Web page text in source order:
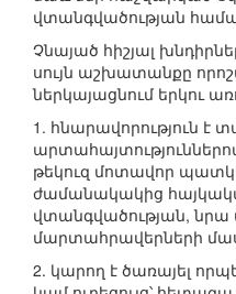
վտանգվածության
Չնայած հիշյալ
սույն աշխատանքը
ներկայացնում երկու
1. հնարավորություն է
թեկուզ մոտավոր
ժամանակակից
վտանգվածության,
մարտահրավերների
2. կարող է ծառայել